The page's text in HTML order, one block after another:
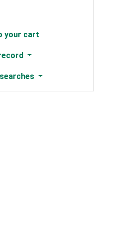
your cart